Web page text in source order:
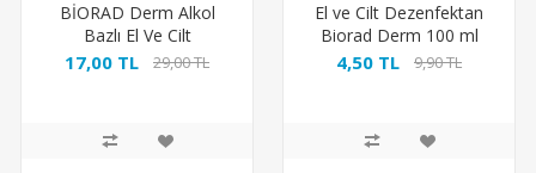
BİORAD Derm Alkol
Bazlı El Ve Cilt
Dezenfektanı 1000 Ml
17,00 TL 29,00 TL
El ve Cilt Dezenfektan
Biorad Derm 100 ml
4,50 TL 9,90 TL